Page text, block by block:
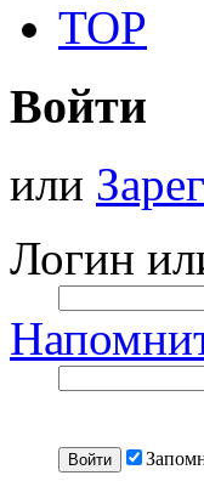
TOP
Войти
или
Логин